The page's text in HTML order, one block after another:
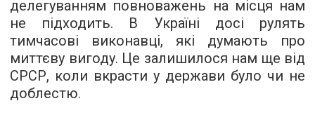
делегуванням повноважень на місця нам
не підходить. В Україні досі рулять
тимчасові виконавці, які думають про
миттєву вигоду. Це залишилося нам ще від
СРСР, коли вкрасти у держави було чи не
доблестю.